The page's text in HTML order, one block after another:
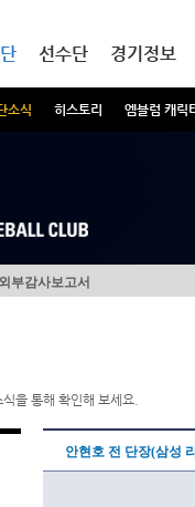
소식 히스토리 엠블럼 캐릭
선수단 경기정보
외부감사보고서
을 통해 확인해 보세요.
안현호 전 단장(삼성